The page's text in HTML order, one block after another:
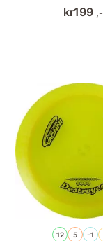
kr199 ,-
12 5 -1